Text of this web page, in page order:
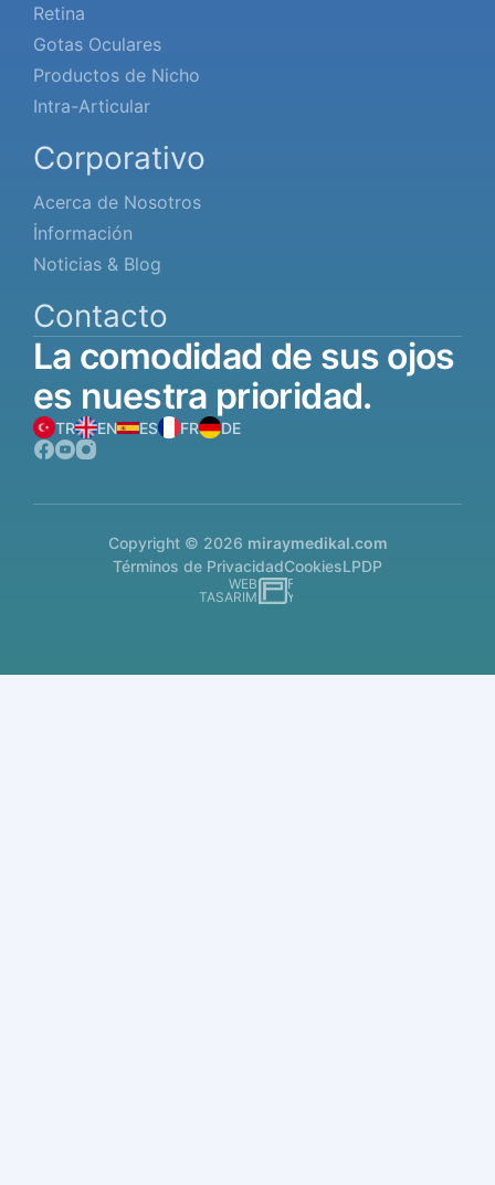
Retina
Gotas Oculares
Productos de Nicho
Intra-Articular
Corporativo
Acerca de Nosotros
İnformación
Noticias & Blog
Contacto
La comodidad de sus ojos
es nuestra prioridad.
TR EN ES FR DE
Copyright © 2026 miraymedikal.com
Términos de PrivacidadCookiesLPDP
WEB
TASARIM
İSTANBUL WEB TASARIM AJANSI - PENTA